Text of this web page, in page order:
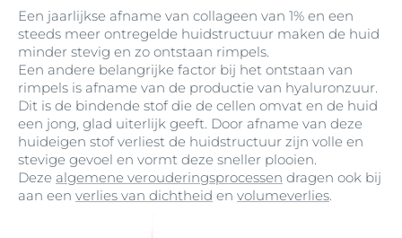
Een jaarlijkse afname van collageen van 1% en een
steeds meer ontregelde huidstructuur maken de huid
minder stevig en zo ontstaan rimpels.
Een andere belangrijke factor bij het ontstaan van
rimpels is afname van de productie van hyaluronzuur.
Dit is de bindende stof die de cellen omvat en de huid
een jong, glad uiterlijk geeft. Door afname van deze
huideigen stof verliest de huidstructuur zijn volle en
stevige gevoel en vormt deze sneller plooien.
Deze algemene verouderingsprocessen dragen ook bij
aan een verlies van dichtheid en volumeverlies.